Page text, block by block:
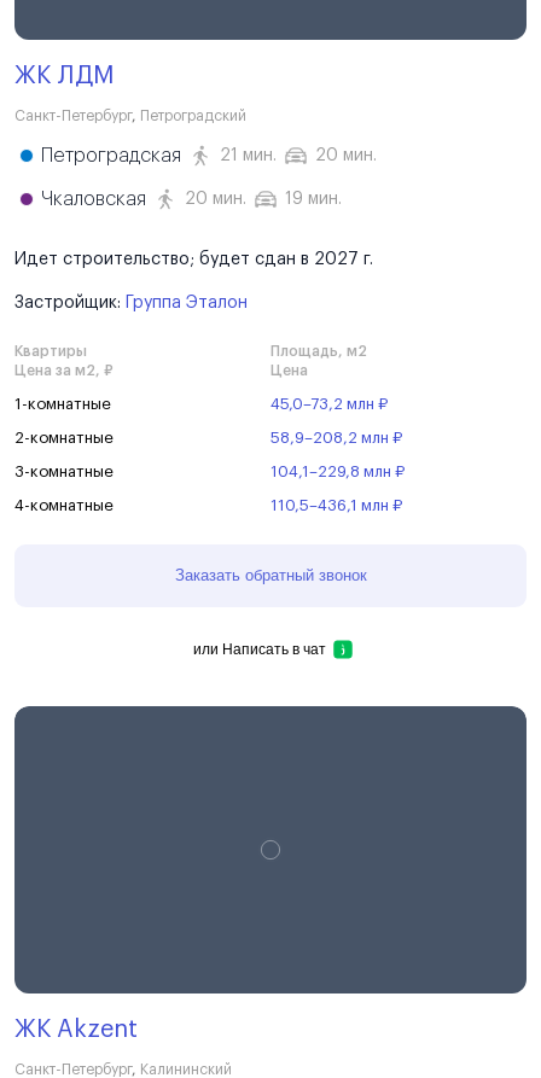
ЖК ЛДМ
Санкт-Петербург, Петроградский
Петроградская 21 мин. 20 мин.
Чкаловская 20 мин. 19 мин.
Идет строительство; будет сдан в 2027 г.
Застройщик: Группа Эталон
Квартиры
Площадь, м2
Цена за м2, ₽
Цена
1-комнатные 45,0–73,2 млн ₽
2-комнатные 58,9–208,2 млн ₽
3-комнатные 104,1–229,8 млн ₽
4-комнатные 110,5–436,1 млн ₽
Заказать обратный звонок
или Написать в чат
ЖК Akzent
Санкт-Петербург, Калининский